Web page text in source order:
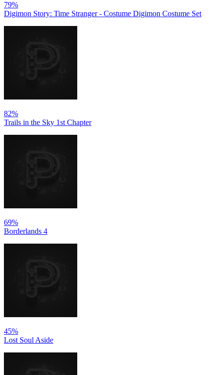
79%
Digimon Story: Time Stranger - Costume Digimon Costume Set
82%
Trails in the Sky 1st Chapter
69%
Borderlands 4
45%
Lost Soul Aside